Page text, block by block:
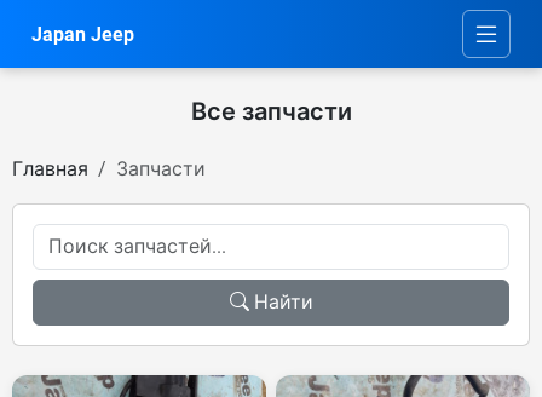
Japan Jeep
Все запчасти
Главная Запчасти
Найти